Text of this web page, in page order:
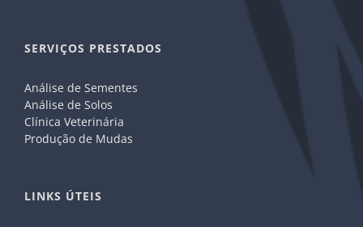
SERVIÇOS PRESTADOS
Análise de Sementes
Análise de Solos
Clínica Veterinária
Produção de Mudas
LINKS ÚTEIS